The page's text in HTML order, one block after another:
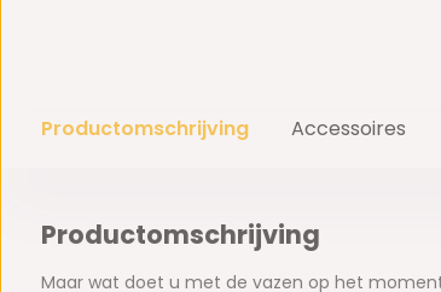
Productomschrijving Accessoires
Productomschrijving
Maar wat doet u met de vazen op het